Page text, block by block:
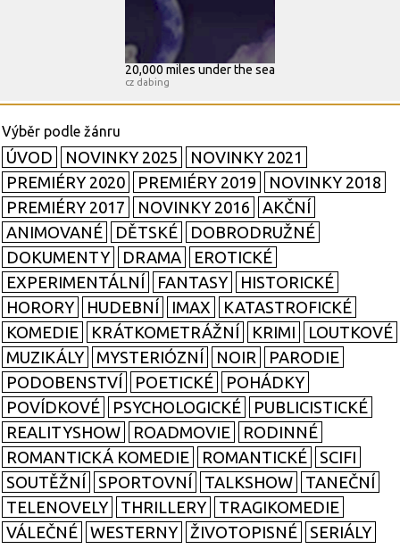
20,000 miles under the sea
cz dabing
ÚVOD NOVINKY 2025
NOVINKY 2021
PREMIÉRY 2020
PREMIÉRY 2019
NOVINKY 2018
PREMIÉRY 2017
NOVINKY 2016
AKČNÍ
ANIMOVANÉ
DĚTSKÉ
DOBRODRUŽNÉ
DOKUMENTY
DRAMA
EROTICKÉ
EXPERIMENTÁLNÍ
FANTASY
HISTORICKÉ
HORORY
HUDEBNÍ IMAX
KATASTROFICKÉ
KOMEDIE
KRÁTKOMETRÁŽNÍ KRIMI
LOUTKOVÉ
MUZIKÁLY
MYSTERIÓZNÍ NOIR
PARODIE
PODOBENSTVÍ
POETICKÉ
POHÁDKY
POVÍDKOVÉ
PSYCHOLOGICKÉ
PUBLICISTICKÉ
REALITYSHOW
ROADMOVIE
RODINNÉ
ROMANTICKÁ KOMEDIE
ROMANTICKÉ
SCIFI
SOUTĚŽNÍ
SPORTOVNÍ TALKSHOW
TANEČNÍ
TELENOVELY
THRILLERY
TRAGIKOMEDIE
VÁLEČNÉ
WESTERNY ŽIVOTOPISNÉ SERIÁLY